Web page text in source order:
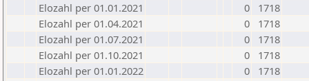
Elozahl per 01.01.2021
0
1718
Elozahl per 01.04.2021
0
1718
Elozahl per 01.07.2021
0
1718
Elozahl per 01.10.2021
0
1718
Elozahl per 01.01.2022
0
1718